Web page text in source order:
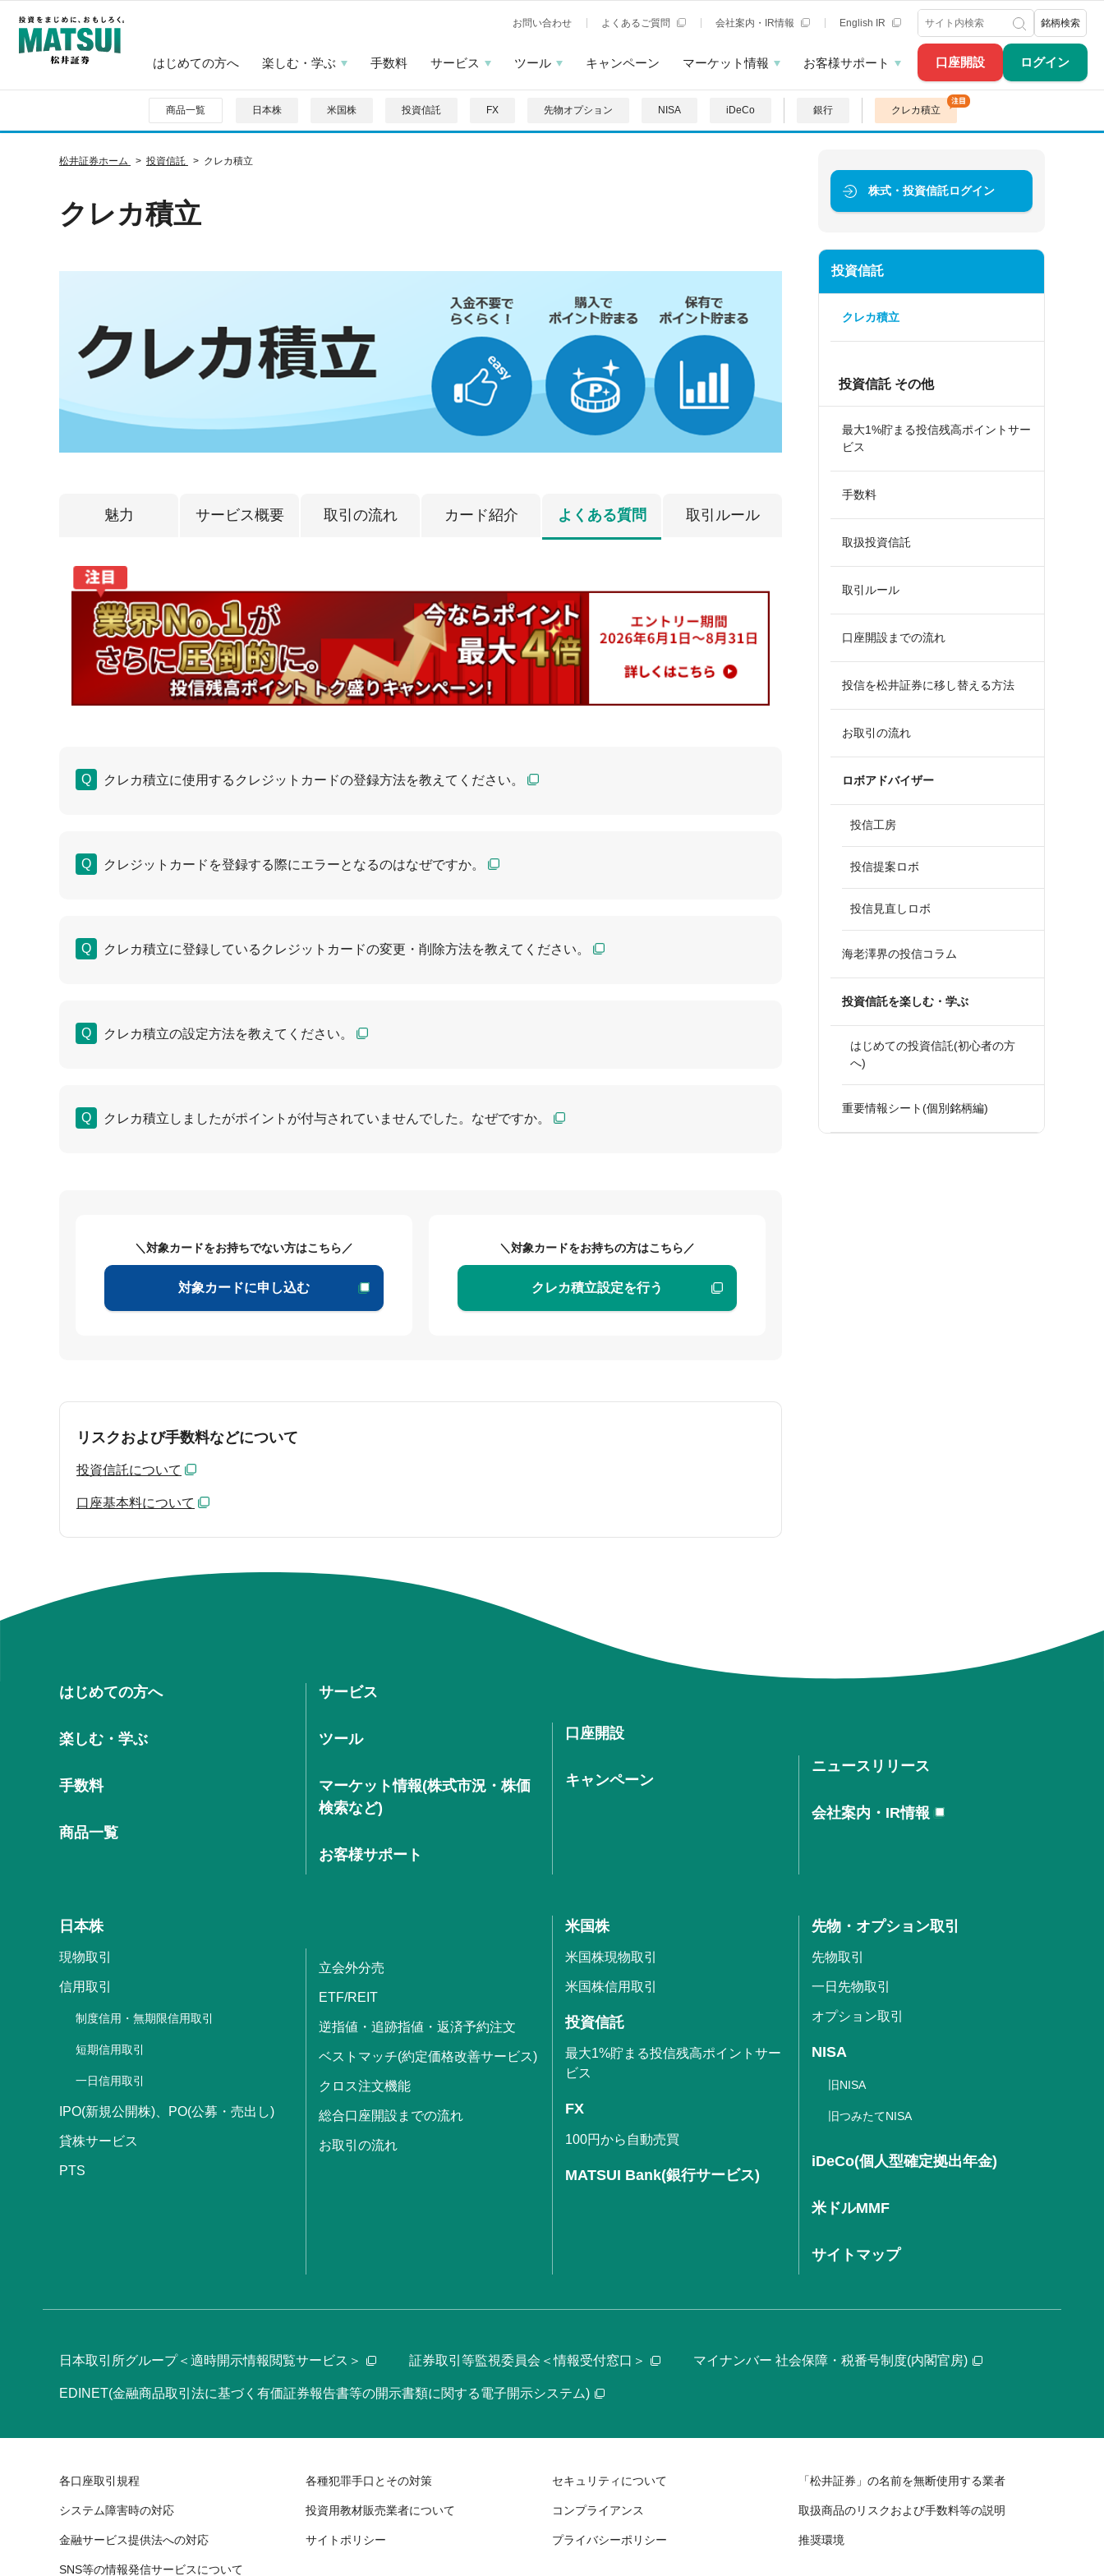
口座開設 ログイン
お問い合わせ よくあるご質問 会社案内・IR情報 English IR 銘柄検索
はじめての方へ 楽しむ・学ぶ 手数料 サービス ツール キャンペーン マーケット情報 お客様サポート
商品一覧 日本株 米国株 投資信託 FX 先物オプション NISA iDeCo 銀行 クレカ積立
松井証券ホーム 投資信託 クレカ積立
クレカ積立
魅力 サービス概要 取引の流れ カード紹介 よくある質問 取引ルール
クレカ積立に使用するクレジットカードの登録方法を教えてください。
クレジットカードを登録する際にエラーとなるのはなぜですか。
クレカ積立に登録しているクレジットカードの変更・削除方法を教えてください。
クレカ積立の設定方法を教えてください。
クレカ積立しましたがポイントが付与されていませんでした。なぜですか。
＼対象カードをお持ちでない方はこちら／
対象カードに申し込む
＼対象カードをお持ちの方はこちら／
クレカ積立設定を行う
リスクおよび手数料などについて
投資信託について
口座基本料について
株式・投資信託ログイン
投資信託
クレカ積立
投資信託 その他
最大1%貯まる投信残高ポイントサー
ビス
手数料
取扱投資信託
取引ルール
口座開設までの流れ
投信を松井証券に移し替える方法
お取引の流れ
ロボアドバイザー
投信工房
投信提案ロボ
投信見直しロボ
海老澤界の投信コラム
投資信託を楽しむ・学ぶ
はじめての投資信託(初心者の方
へ)
重要情報シート(個別銘柄編)
はじめての方へ
楽しむ・学ぶ
手数料
商品一覧
サービス
ツール
マーケット情報(株式市況・株価
検索など)
お客様サポート
口座開設
キャンペーン
ニュースリリース
会社案内・IR情報
日本株
現物取引
信用取引
制度信用・無期限信用取引
短期信用取引
一日信用取引
IPO(新規公開株)、PO(公募・売出し)
貸株サービス
PTS
立会外分売
ETF/REIT
逆指値・追跡指値・返済予約注文
ベストマッチ(約定価格改善サービス)
クロス注文機能
総合口座開設までの流れ
お取引の流れ
米国株
米国株現物取引
米国株信用取引
投資信託
最大1%貯まる投信残高ポイントサー
ビス
FX
100円から自動売買
MATSUI Bank(銀行サービス)
先物・オプション取引
先物取引
一日先物取引
オプション取引
NISA
旧NISA
旧つみたてNISA
iDeCo(個人型確定拠出年金)
米ドルMMF
サイトマップ
日本取引所グループ＜適時開示情報閲覧サービス＞ 証券取引等監視委員会＜情報受付窓口＞ マイナンバー 社会保障・税番号制度(内閣官房)
EDINET(金融商品取引法に基づく有価証券報告書等の開示書類に関する電子開示システム)
各口座取引規程 各種犯罪手口とその対策 セキュリティについて 「松井証券」の名前を無断使用する業者
システム障害時の対応 投資用教材販売業者について コンプライアンス 取扱商品のリスクおよび手数料等の説明
金融サービス提供法への対応 サイトポリシー プライバシーポリシー 推奨環境
SNS等の情報発信サービスについて